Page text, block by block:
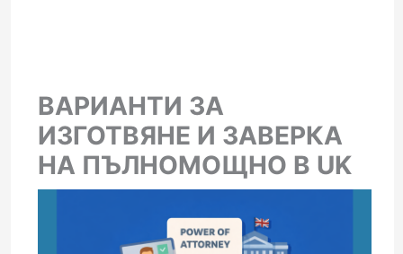
ВАРИАНТИ ЗА
ИЗГОТВЯНЕ И ЗАВЕРКА
НА ПЪЛНОМОЩНО В UK